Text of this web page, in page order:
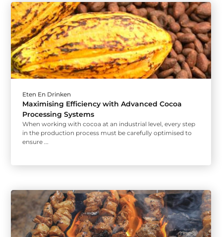
Eten En Drinken
Maximising Efficiency with Advanced Cocoa
Processing Systems
When working with cocoa at an industrial level, every step
in the production process must be carefully optimised to
ensure ...